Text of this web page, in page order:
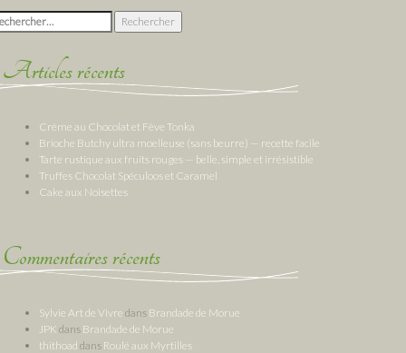
:
Articles récents
Crème au Chocolat et Fève Tonka
Brioche Butchy ultra moelleuse (sans beurre) — recette facile
Tarte rustique aux fruits rouges — belle, simple et irrésistible
Truffes Chocolat Spéculoos et Caramel
Cake aux Noisettes
Commentaires récents
Sylvie Art de Vivre dans Brandade de Morue
JPK dans Brandade de Morue
thithoad dans Roulé aux Myrtilles